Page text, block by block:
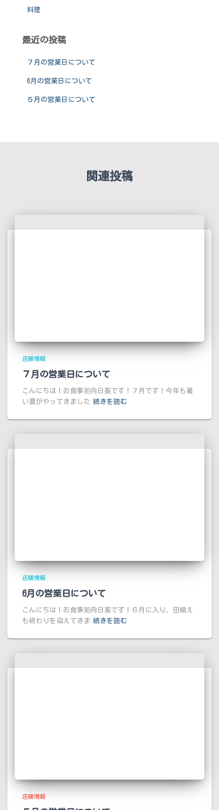
料理
最近の投稿
７月の営業日について
6月の営業日について
５月の営業日について
関連投稿
店舗情報
７月の営業日について
こんにちは！お食事処向日葵です！７月です！今年も暑
い夏がやってきました 続きを読む
店舗情報
6月の営業日について
こんにちは！お食事処向日葵です！６月に入り、田植え
も終わりを迎えてきま 続きを読む
店舗情報